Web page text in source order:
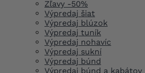
Zľavy -50%
Výpredaj šiat
Výpredaj blúzok
Výpredaj tuník
Výpredaj nohavíc
Výpredaj sukní
Výpredaj búnd
Výpredaj búnd a kabátov